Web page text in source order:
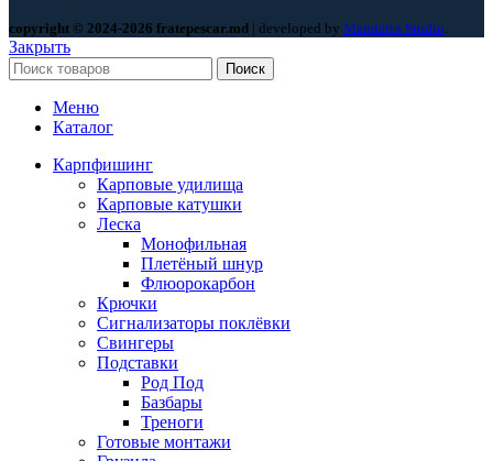
copyright © 2024-2026 fratepescar.md | developed by Mandarin Studio
Закрыть
Поиск
Меню
Каталог
Карпфишинг
Карповые удилища
Карповые катушки
Леска
Монофильная
Плетёный шнур
Флюорокарбон
Крючки
Сигнализаторы поклёвки
Свингеры
Подставки
Род Под
Базбары
Треноги
Готовые монтажи